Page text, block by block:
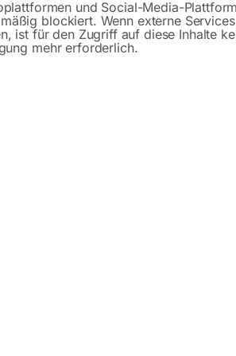
(Schweißplatte 15mm), PLUS
zur Auswahl.
manuellen oder automatischen
Der günstige und stabile
und Social-Media-
blockiert. Wenn externe Services
ist für den Zugriff auf diese Inhalte
mehr erforderlich.